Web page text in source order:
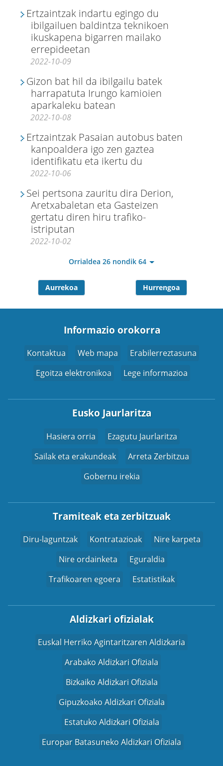
Ertzaintzak indartu egingo du
ibilgailuen baldintza teknikoen
ikuskapena bigarren mailako
errepideetan
2022-10-09
Gizon bat hil da ibilgailu batek
harrapatuta Irungo kamioien
aparkaleku batean
2022-10-08
Ertzaintzak Pasaian autobus baten
kanpoaldera igo zen gaztea
identifikatu eta ikertu du
2022-10-06
Sei pertsona zauritu dira Derion,
Aretxabaletan eta Gasteizen
gertatu diren hiru trafiko-
istriputan
2022-10-02
Orrialdea 26 nondik 64
Aurrekoa Hurrengoa
Informazio orokorra
Kontaktua Web mapa
Erabilerreztasuna
Egoitza elektronikoa
Lege informazioa
Eusko Jaurlaritza
Hasiera orria
Ezagutu Jaurlaritza
Sailak eta erakundeak
Arreta Zerbitzua
Gobernu irekia
Tramiteak eta zerbitzuak
Diru-laguntzak Kontratazioak
Nire karpeta
Nire ordainketa
Eguraldia
Trafikoaren egoera
Estatistikak
Aldizkari ofizialak
Euskal Herriko Agintaritzaren Aldizkaria
Arabako Aldizkari Ofiziala
Bizkaiko Aldizkari Ofiziala
Gipuzkoako Aldizkari Ofiziala
Estatuko Aldizkari Ofiziala
Europar Batasuneko Aldizkari Ofiziala